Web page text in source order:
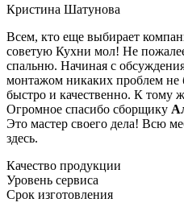
Кристина Шатунова
Всем, кто еще выбирает
советую Кухни мол! Не
спальню. Начиная с обсуждения
монтажом никаких проблем не
быстро и качественно. К тому
Огромное спасибо сборщику
Это мастер своего дела! Всю
здесь.
Качество продукции
Уровень сервиса
Срок изготовления